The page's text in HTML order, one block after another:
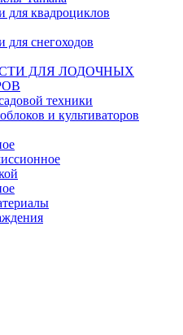
для квадроциклов
для снегоходов
ДЛЯ ЛОДОЧНЫХ
техники
и культиваторов